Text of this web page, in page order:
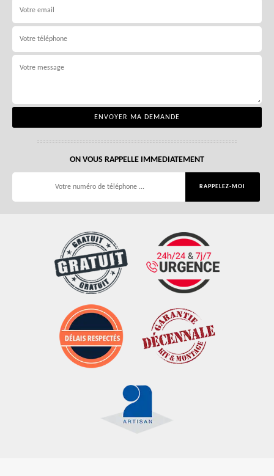
ON VOUS RAPPELLE IMMEDIATEMENT